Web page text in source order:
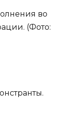
во
(Фото: